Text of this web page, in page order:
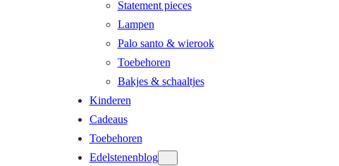
Statement pieces
Lampen
Palo santo & wierook
Toebehoren
Bakjes & schaaltjes
Kinderen
Cadeaus
Toebehoren
Edelstenenblog